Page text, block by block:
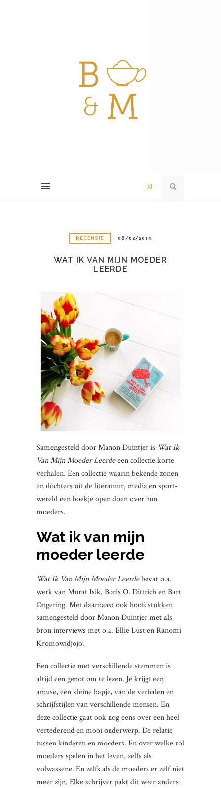
RECENSIE 06/02/2019
WAT IK VAN MIJN MOEDER
LEERDE
Samengesteld door Manon Duintjer is Wat Ik
Van Mijn Moeder Leerdeeen collectie korte
verhalen. Een collectie waarin bekende zonen
en dochters uit de literatuur, media en sport-
wereld een boekje open doen over hun
moeders.
Wat ik van mijn
moeder leerde
Wat Ik Van Mijn Moeder Leerdebevat o.a.
werk van Murat Isik, Boris O. Dittrich en Bart
Ongering. Met daarnaast ook hoofdstukken
samengesteld door Manon Duintjer met als
bron interviews met o.a. Ellie Lust en Ranomi
Kromowidjojo.
Een collectie met verschillende stemmen is
altijd een genot om te lezen. Je krijgt een
amuse, een kleine hapje, van de verhalen en
schrijfstijlen van verschillende mensen. En
deze collectie gaat ook nog eens over een heel
vertederend en mooi onderwerp. De relatie
tussen kinderen en moeders. En over welke rol
moeders spelen in het leven, zelfs als
volwassene. En zelfs als de moeders er zelf niet
meer zijn. Elke schrijver pakt dit weer anders